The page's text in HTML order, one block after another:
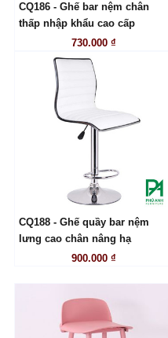
LIÊN HỆ
CQ186 - Ghế bar nệm chân
thấp nhập khẩu cao cấp
730.000 ₫
LIÊN HỆ
CQ188 - Ghế quầy bar nệm
lưng cao chân nâng hạ
900.000 ₫